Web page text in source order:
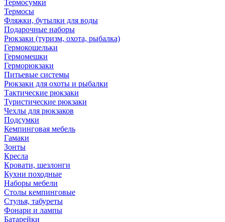
Термосумки
Термосы
Фляжки, бутылки для воды
Подарочные наборы
Рюкзаки (туризм, охота, рыбалка)
Гермокошельки
Гермомешки
Герморюкзаки
Питьевые системы
Рюкзаки для охоты и рыбалки
Тактические рюкзаки
Туристические рюкзаки
Чехлы для рюкзаков
Подсумки
Кемпинговая мебель
Гамаки
Зонты
Кресла
Кровати, шезлонги
Кухни походные
Наборы мебели
Столы кемпинговые
Стулья, табуреты
Фонари и лампы
Батарейки